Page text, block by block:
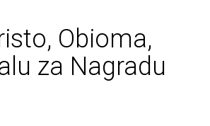
Obioma,
za Nagradu